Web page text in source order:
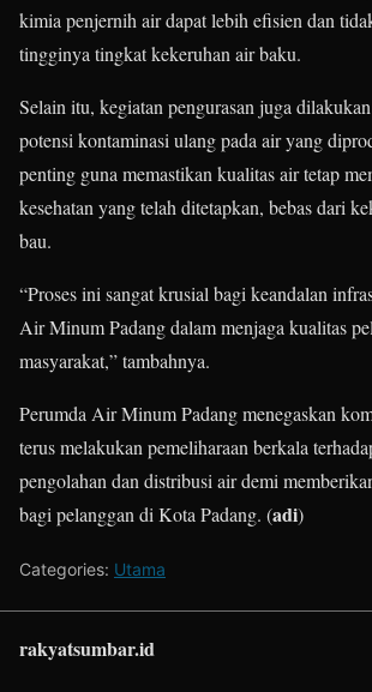
kimia penjernih air dapat lebih efisien dan
tingginya tingkat kekeruhan air baku.
Selain itu, kegiatan pengurasan juga
potensi kontaminasi ulang pada air yang
penting guna memastikan kualitas air tetap
kesehatan yang telah ditetapkan, bebas dari
bau.
“Proses ini sangat krusial bagi keandalan
Air Minum Padang dalam menjaga kualitas
masyarakat,” tambahnya.
Perumda Air Minum Padang menegaskan
terus melakukan pemeliharaan berkala
pengolahan dan distribusi air demi
bagi pelanggan di Kota Padang. (adi)
Categories: Utama
rakyatsumbar.id